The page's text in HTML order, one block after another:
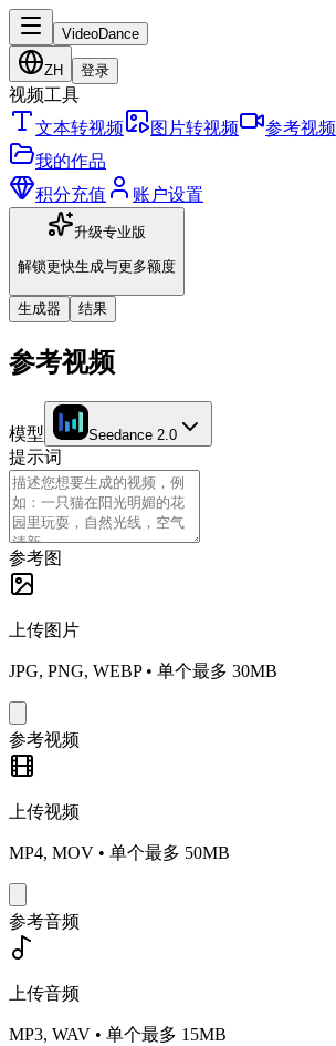
VideoDance
ZH 登录
视频工具
文本转视频
图片转视频
参考视频
我的作品
积分充值
账户设置
升级专业版
解锁更快生成与更多额度
生成器 结果
参考视频
模型 Seedance 2.0
提示词
参考图
上传图片
JPG, PNG, WEBP • 单个最多 30MB
参考视频
上传视频
MP4, MOV • 单个最多 50MB
参考音频
上传音频
MP3, WAV • 单个最多 15MB